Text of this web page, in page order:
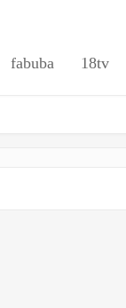
fabuba 18tv